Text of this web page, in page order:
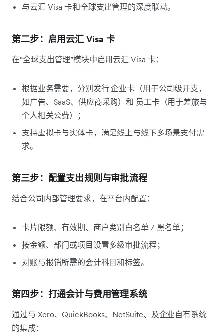
与云汇 Visa 卡和全球支出管理的深度联动。
第二步：启用云汇 Visa 卡
在“全球支出管理”模块中启用云汇 Visa 卡：
根据业务需要，分别发行 企业卡（用于公司级开支，
如广告、SaaS、供应商采购）和 员工卡（用于差旅与
个人相关公费）；
支持虚拟卡与实体卡，满足线上与线下多场景支付需
求。
第三步：配置支出规则与审批流程
结合公司内部管理要求，在平台内配置：
卡片限额、有效期、商户类别白名单 / 黑名单；
按金额、部门或项目设置多级审批流程；
对账与报销所需的会计科目和标签。
第四步：打通会计与费用管理系统
通过与 Xero、QuickBooks、NetSuite、及企业自有系统
的集成：